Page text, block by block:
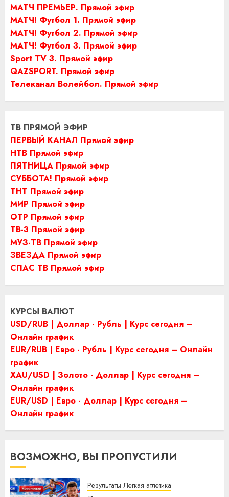
МАТЧ ПРЕМЬЕР. Прямой эфир
МАТЧ! Футбол 1. Прямой эфир
МАТЧ! Футбол 2. Прямой эфир
МАТЧ! Футбол 3. Прямой эфир
Sport TV 3. Прямой эфир
QAZSPORT. Прямой эфир
Телеканал Волейбол. Прямой эфир
ТВ ПРЯМОЙ ЭФИР
ПЕРВЫЙ КАНАЛ Прямой эфир
НТВ Прямой эфир
ПЯТНИЦА Прямой эфир
СУББОТА! Прямой эфир
ТНТ Прямой эфир
МИР Прямой эфир
ОТР Прямой эфир
ТВ-3 Прямой эфир
МУЗ-ТВ Прямой эфир
ЗВЕЗДА Прямой эфир
СПАС ТВ Прямой эфир
КУРСЫ ВАЛЮТ
USD/RUB | Доллар - Рубль | Курс сегодня –
Онлайн график
EUR/RUB | Евро - Рубль | Курс сегодня – Онлайн
график
XAU/USD | Золото - Доллар | Курс сегодня –
Онлайн график
EUR/USD | Евро - Доллар | Курс сегодня –
Онлайн график
ВОЗМОЖНО, ВЫ ПРОПУСТИЛИ
Результаты Легкая атлетика